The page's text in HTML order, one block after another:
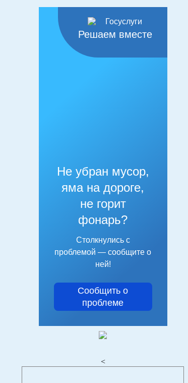
Решаем вместе
Не убран мусор,
яма на дороге,
не горит
фонарь?
Столкнулись с
проблемой — сообщите о
ней!
Сообщить о
проблеме
<